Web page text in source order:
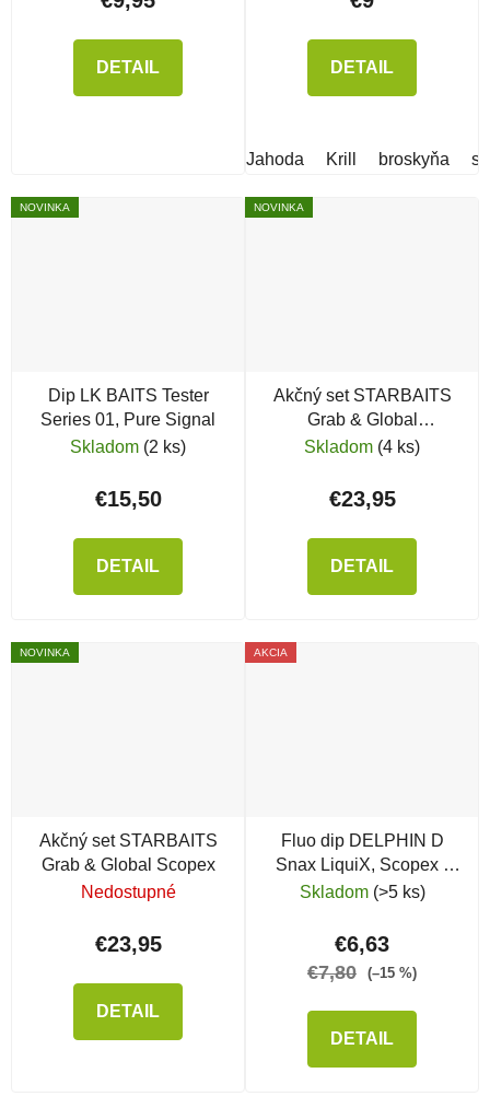
DETAIL DETAIL
Jahoda Krill broskyňa
NOVINKA
Dip LK BAITS Tester
Series 01, Pure Signal
Skladom (2 ks)
€15,50
DETAIL
NOVINKA
Akčný set STARBAITS
Grab & Global
Strawberry Jam
Skladom (4 ks)
€23,95
DETAIL
NOVINKA
Akčný set STARBAITS
Grab & Global Scopex
Nedostupné
€23,95
DETAIL
AKCIA
Fluo dip DELPHIN D
Snax LiquiX, Scopex -
Vanilka
Skladom (>5 ks)
€6,63
€7,80 (–15 %)
DETAIL